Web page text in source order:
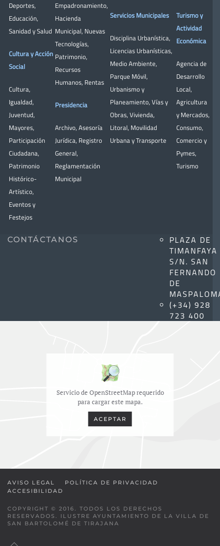
Deportes,
Educación,
Sanidad y Salud
Cultura y Acción
Social
Cultura,
Igualdad,
Juventud,
Mayores,
Participación
Ciudadana,
Patrimonio
Histórico-
Artístico,
Eventos y
Festejos
Empadronamiento,
Hacienda
Municipal, Nuevas
Tecnologías,
Patrimonio,
Recursos
Humanos, Rentas
Presidencia
Archivo, Asesoría
Jurídica, Registro
General,
Reglamentación
Municipal
Servicios Municipales
Disciplina Urbanística,
Licencias Urbanísticas,
Medio Ambiente,
Parque Móvil,
Urbanismo y
Planeamiento, Vías y
Obras, Vivienda,
Litoral, Movilidad
Urbana y Transporte
Turismo y
Actividad
Económica
Agencia de
Desarrollo
Local,
Agricultura
y Mercados,
Consumo,
Comercio y
Pymes,
Turismo
CONTÁCTANOS
PLAZA DE
TIMANFAYA
S/N. SAN
FERNANDO
DE
(+34) 928
723 400
Servicio de OpenStreetMap requerido
para cargar este mapa.
ACEPTAR
AVISO LEGAL
POLÍTICA DE PRIVACIDAD
ACCESIBILIDAD
COPYRIGHT © 2016. TODOS LOS DERECHOS
RESERVADOS. ILUSTRE AYUNTAMIENTO DE LA VILLA DE
SAN BARTOLOMÉ DE TIRAJANA